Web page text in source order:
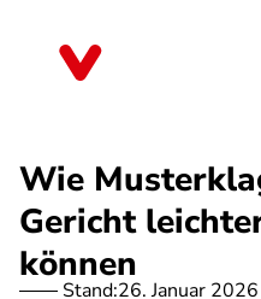
Wie
Gericht
können
Stand:26. Januar 2026